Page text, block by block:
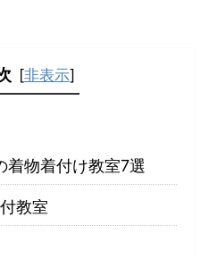
[非表示]
着物着付け教室7選
教室